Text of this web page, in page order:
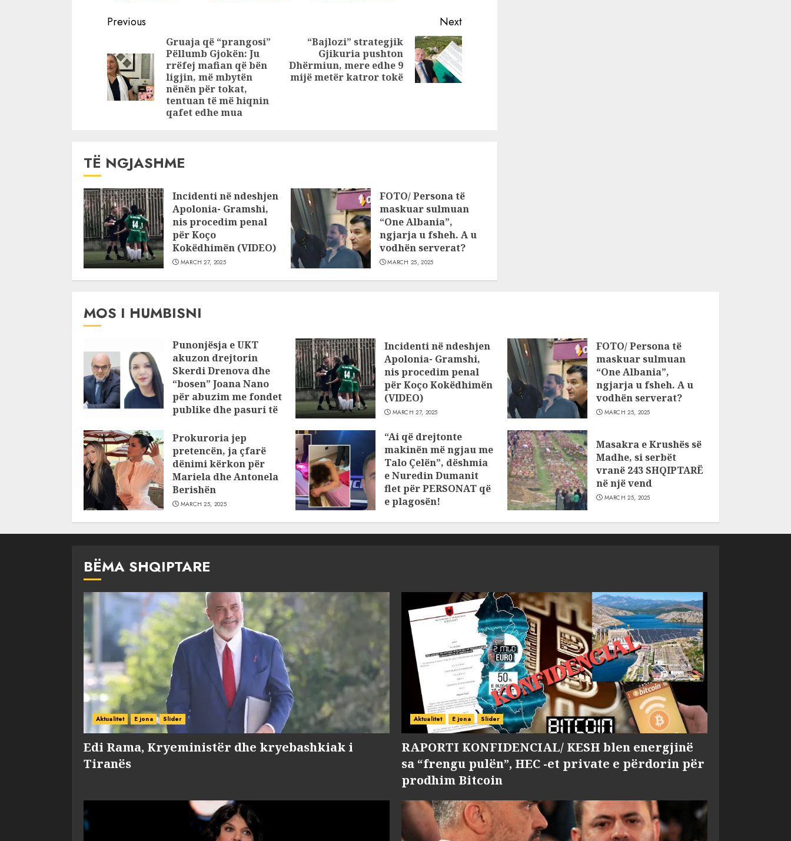
dritat dhe uji
izraelite “bëhet
gati të hyjë me
300 mijë trupa”
Gaza
Continue
Reading
Previous
Previous
Gruaja që “prangosi”
Pëllumb Gjokën: Ju
rrëfej mafian që bën
ligjin, më mbytën
nënën për tokat,
tentuan të më hiqnin
qafet edhe mua
Next
post:
“Bajlozi” strategjik
Gjikuria pushton
Dhërmiun, mere edhe 9
mijë metër katror tokë
TË NGJASHME
Incidenti në ndeshjen
Apolonia- Gramshi,
nis procedim penal
për Koço
Kokëdhimën (VIDEO)
MARCH 27, 2025
FOTO/ Persona të
maskuar sulmuan
“One Albania”,
ngjarja u fsheh. A u
vodhën serverat?
MARCH 25, 2025
MOS I HUMBISNI
Punonjësja e UKT
akuzon drejtorin
Skerdi Drenova dhe
“bosen” Joana Nano
për abuzim me fondet
publike dhe pasuri të
JULY 24, 2025
Incidenti në ndeshjen
Apolonia- Gramshi,
nis procedim penal
për Koço Kokëdhimën
(VIDEO)
MARCH 27, 2025
FOTO/ Persona të
maskuar sulmuan
“One Albania”,
ngjarja u fsheh. A u
vodhën serverat?
MARCH 25, 2025
Prokuroria jep
pretencën, ja çfarë
dënimi kërkon për
Mariela dhe Antonela
Berishën
MARCH 25, 2025
“Ai që drejtonte
makinën më ngjau me
Talo Çelën”, dëshmia
e Nuredin Dumanit
flet për PERSONAT që
e plagosën!
Masakra e Krushës së
Madhe, si serbët
vranë 243 SHQIPTARË
në një vend
MARCH 25, 2025
BËMA SHQIPTARE
Aktualitet E jona Slider
Edi Rama, Kryeministër dhe kryebashkiak i
Tiranës
Aktualitet E jona Slider
RAPORTI KONFIDENCIAL/ KESH blen energjinë
sa “frengu pulën”, HEC -et private e përdorin për
prodhim Bitcoin